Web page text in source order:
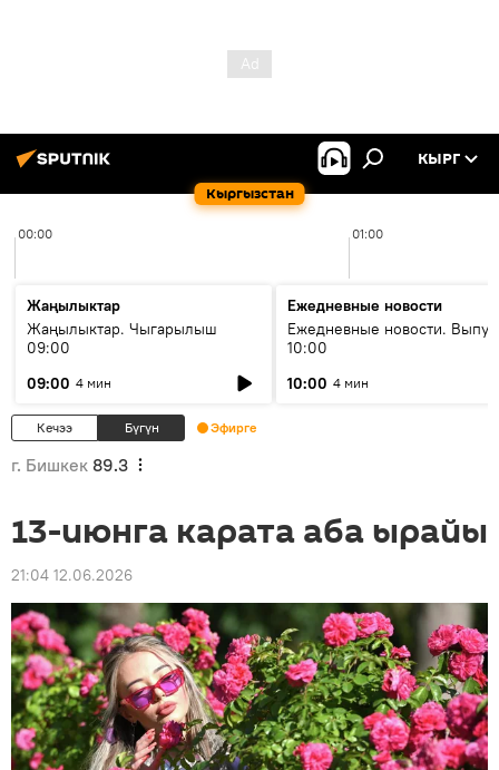
Кыргызстан
КЫРГ
00:00 01:00
Жаңылыктар
Жаңылыктар. Чыгарылыш
09:00
09:00 4 мин
Ежедневные новости
Ежедневные новости.
10:00
10:00 4 мин
Кечээ Бүгүн Эфирге
г. Бишкек 89.3
13-июнга карата аба ырайы
21:04 12.06.2026